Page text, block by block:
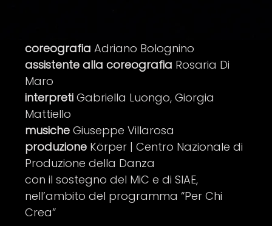
coreografia Adriano Bolognino
assistente alla coreografia Rosaria Di
Maro
interpreti Gabriella Luongo, Giorgia
Mattiello
musiche Giuseppe Villarosa
produzione Körper | Centro Nazionale di
Produzione della Danza
con il sostegno del MiC e di SIAE,
nell’ambito del programma “Per Chi
Crea”